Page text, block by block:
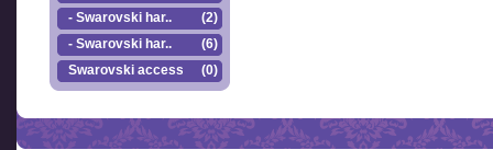
- Swarovski har..
(2)
- Swarovski har..
(6)
Swarovski accesso..
(0)